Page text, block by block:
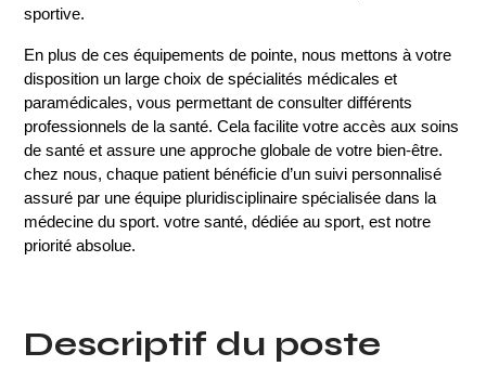
sportive.
En plus de ces équipements de pointe, nous mettons à votre
disposition un large choix de spécialités médicales et
paramédicales, vous permettant de consulter différents
professionnels de la santé.Cela facilite votre accès aux soins
de santé et assure une approche globale de votre bien-être.
chez nous, chaque patient bénéficie d’un suivi personnalisé
assuré par une équipe pluridisciplinaire spécialisée dans la
médecine du sport. votre santé, dédiée au sport, est notre
priorité absolue.
Descriptif du poste